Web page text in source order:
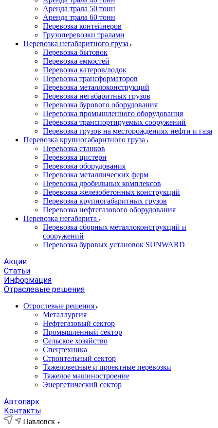
Аренда трала 50 тонн
Аренда трала 60 тонн
Перевозка контейнеров
Грузоперевозки тралами
Перевозка негабаритного груза
Перевозка бытовок
Перевозка емкостей
Перевозка катеров/лодок
Перевозка трансформаторов
Перевозка металлоконструкций
Перевозка негабаритных грузов
Перевозка бурового оборудования
Перевозка промышленного оборудования
Перевозка транспортируемых сооружений
Перевозка грузов на месторождениях нефти и газа
Перевозка крупногабаритного груза
Перевозка станков
Перевозка цистерн
Перевозка оборудования
Перевозка металлических ферм
Перевозка дробильных комплексов
Перевозка железобетонных конструкций
Перевозка крупногабаритных грузов
Перевозка нефтегазового оборудования
Перевозка негабарита
Перевозка сборных металлоконструкций и
сооружений
Перевозка буровых установок SUNWARD
Акции
Статьи
Информация
Отраслевые решения
Отрослевые решения
Металлургия
Нефтегазовый сектор
Промышленный сектор
Сельское хозяйство
Спецтехника
Строительный сектор
Тяжеловесные и проектные перевозки
Тяжелое машиностроение
Энергетический сектор
Автопарк
Контакты
Павловск